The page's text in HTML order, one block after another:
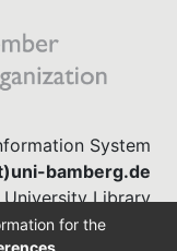
System
bamberg.de
University Library
(0951) 863-1568
for the